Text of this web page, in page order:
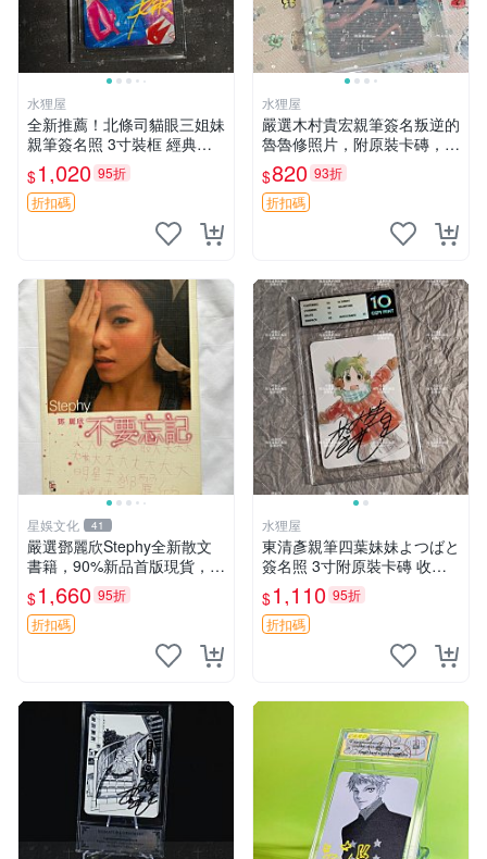
水狸屋
全新推薦！北條司貓眼三姐妹
親筆簽名照 3寸裝框 經典周
邊珍藏 貓眼三姐妹 北條司 周
邊
$1,020 95折
折扣碼
水狸屋
嚴選木村貴宏親筆簽名叛逆的
魯魯修照片，附原裝卡磚，尺
寸3寸，收藏推薦。 叛逆的魯
魯修 筆記本 周邊 照片
$820 93折
折扣碼
星娛文化 41
嚴選鄧麗欣Stephy全新散文
書籍，90%新品首版現貨，拍
出即發 散文 鄧麗欣 歌詞
$1,660 95折
折扣碼
水狸屋
東清彥親筆四葉妹妹よつばと
簽名照 3寸附原裝卡磚 收藏
級相框包裝 輪廓清晰 四葉妹
妹 よつばと 簽名照 四方卡紙
$1,110 95折
折扣碼